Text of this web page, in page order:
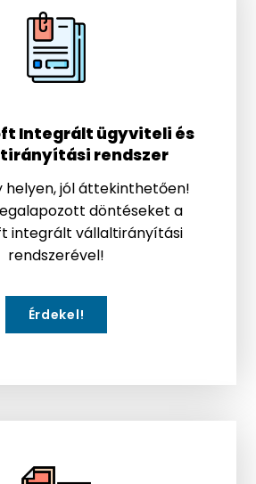
Integrált ügyviteli és
rendszer
helyen, jól áttekinthetően!
döntéseket a
integrált vállaltirányítási
rendszerével!
Érdekel!